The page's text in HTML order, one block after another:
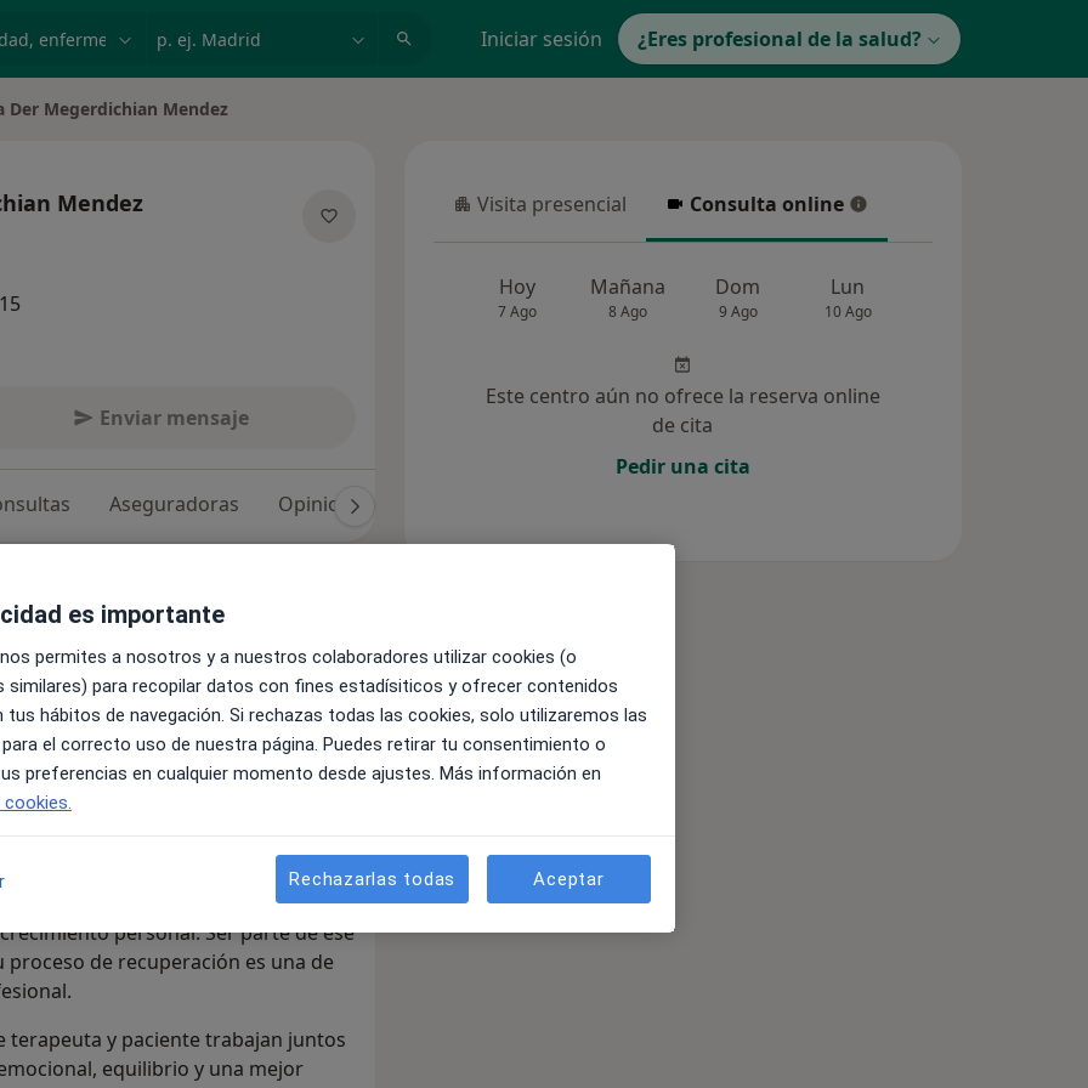
Iniciar sesión ¿Eres profesional de la salud?
Der Megerdichian Mendez
Mendez
Enviar mensaje
Aseguradoras Opiniones (8)
fundamental de mi vida durante
a mis pacientes es una de
atravesando situaciones
veces, les impiden avanzar y
del profundo dolor emocional que
así como de las heridas no
de la vida.
tras sesión, el proceso
personal. Ser parte de ese
de recuperación es una de
y paciente trabajan juntos
equilibrio y una mejor
Visita presencial
Visita presencial Consulta online
Consulta online
Hoy
7 Ago
Mañana
8 Ago
Dom
9 Ago
Lun
10 Ago
Este centro aún no ofrece la reserva online
de cita
Pedir una cita
es importante
permites a nosotros y a nuestros colaboradores utilizar cookies (o
similares) para recopilar datos con fines estadísiticos y ofrecer contenidos
tus hábitos de navegación. Si rechazas todas las cookies, solo utilizaremos las
el correcto uso de nuestra página. Puedes retirar tu consentimiento o
preferencias en cualquier momento desde ajustes. Más información en
Rechazarlas todas Aceptar